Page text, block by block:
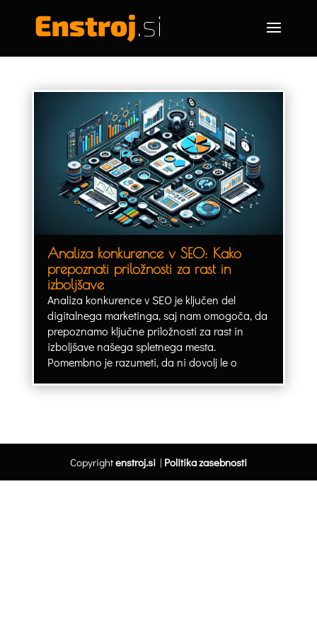
Analiza konkurence v SEO: Kako
prepoznati priložnosti za rast in
izboljšave
Analiza konkurence v SEO je ključen del
digitalnega marketinga, saj nam omogoča, da
prepoznamo ključne priložnosti za rast in
izboljšave našega spletnega mesta.
Pomembno je razumeti, da ni dovolj le o
Copyrightenstroj.si| Politika zasebnosti